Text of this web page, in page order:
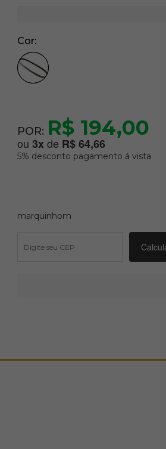
Cor
POR: R$ 194,00
ou 3xde R$ 64,66
5% desconto pagamento á vista
marquinhom